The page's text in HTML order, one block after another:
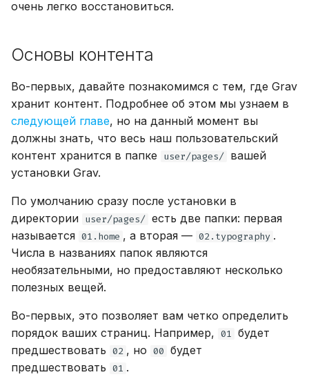
и
п
о
и
с
к
Модульные страницы
Маршрутизация
Мультиязычность
Типы контента
Менеджер активов
Безопасность
ЧаВо
Как сделать отправку
Резервные копии
Разработка Grav
Синтаксис YAML
Группы и разрешения
Изменение URL-
адреса сайта
18.04
24.04 LTS
Локальная разработка с
ddev
Развёртывание с
помощью Git
встроенным веб-
сервером PHP
Подсистема Windows для
Linux
безопасности
.htaccess
очень легко восстановиться.
Основы контента
Во-первых, давайте познакомимся с тем, где Grav
хранит контент. Подробнее об этом мы узнаем в
следующей главе, но на данный момент вы
должны знать, что весь наш пользовательский
контент хранится в папке
user/pages/ вашей
установки Grav.
По умолчанию сразу после установки в
директории user/pages/ есть две папки: первая
называется 01.home , а вторая — 02.typography .
Числа в названиях папок являются
необязательными, но предоставляют несколько
полезных вещей.
Во-первых, это позволяет вам четко определить
порядок ваших страниц. Например, 01 будет
предшествовать 02 , но 00 будет
предшествовать 01 .